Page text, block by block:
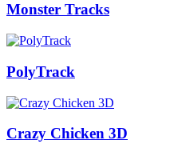
Monster Tracks
PolyTrack
Crazy Chicken 3D